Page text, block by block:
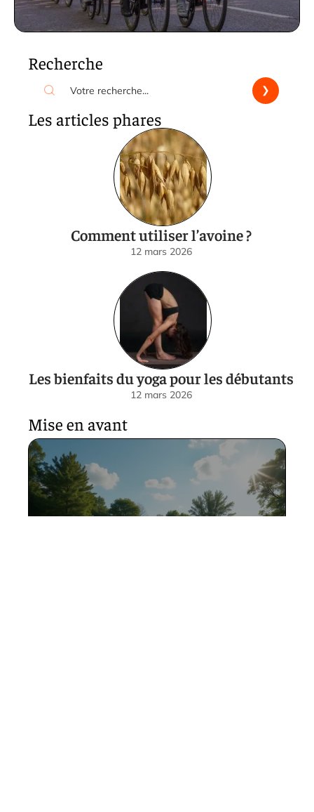
Recherche
Les articles phares
Comment utiliser l’avoine ?
12 mars 2026
Les bienfaits du yoga pour les débutants
12 mars 2026
Mise en avant